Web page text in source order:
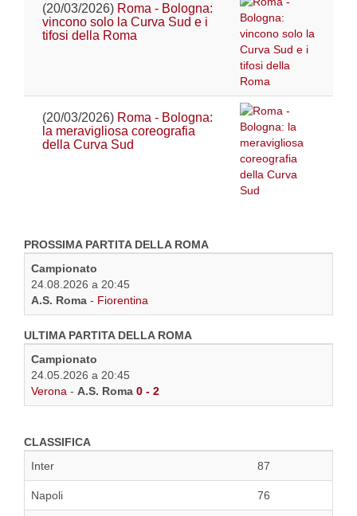
(20/03/2026) Roma - Bologna:
vincono solo la Curva Sud e i
tifosi della Roma
(20/03/2026) Roma - Bologna:
la meravigliosa coreografia
della Curva Sud
PROSSIMA PARTITA DELLA ROMA
Campionato
24.08.2026 a 20:45
A.S. Roma - Fiorentina
ULTIMA PARTITA DELLA ROMA
Campionato
24.05.2026 a 20:45
Verona - A.S. Roma 0 - 2
CLASSIFICA
Inter
87
Napoli 76